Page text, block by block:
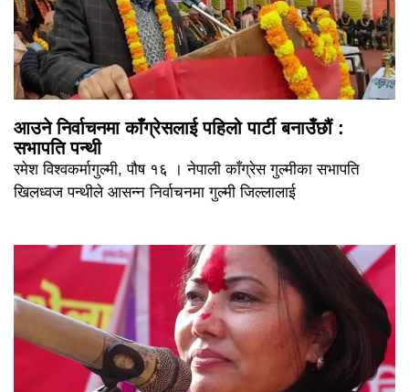
आउने निर्वाचनमा काँग्रेसलाई पहिलो पार्टी बनाउँछौं :
सभापति पन्थी
रमेश विश्वकर्मागुल्मी, पौष १६ । नेपाली काँग्रेस गुल्मीका सभापति
खिलध्वज पन्थीले आसन्न निर्वाचनमा गुल्मी जिल्लालाई